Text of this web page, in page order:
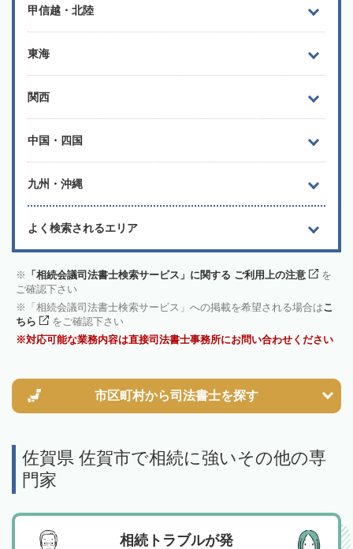
甲信越・北陸
東海
関西
中国・四国
九州・沖縄
よく検索されるエリア
「相続会議司法書士検索サービス」に関する ご利用上の注意
を
ご確認下さい
「相続会議司法書士検索サービス」への掲載を希望される場合はこ
ちら
をご確認下さい
対応可能な業務内容は直接司法書士事務所にお問い合わせください
市区町村から司法書士を探す
佐賀県 佐賀市で相続に強いその他の専
門家
相続トラブルが発